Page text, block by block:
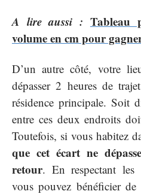
A lire aussi : Tableau
volume en cm pour
D’un autre côté, votre
dépasser 2 heures de
résidence principale. Soit
entre ces deux endroits
Toutefois, si vous habitez
que cet écart ne
retour. En respectant les
vous pouvez bénéficier de